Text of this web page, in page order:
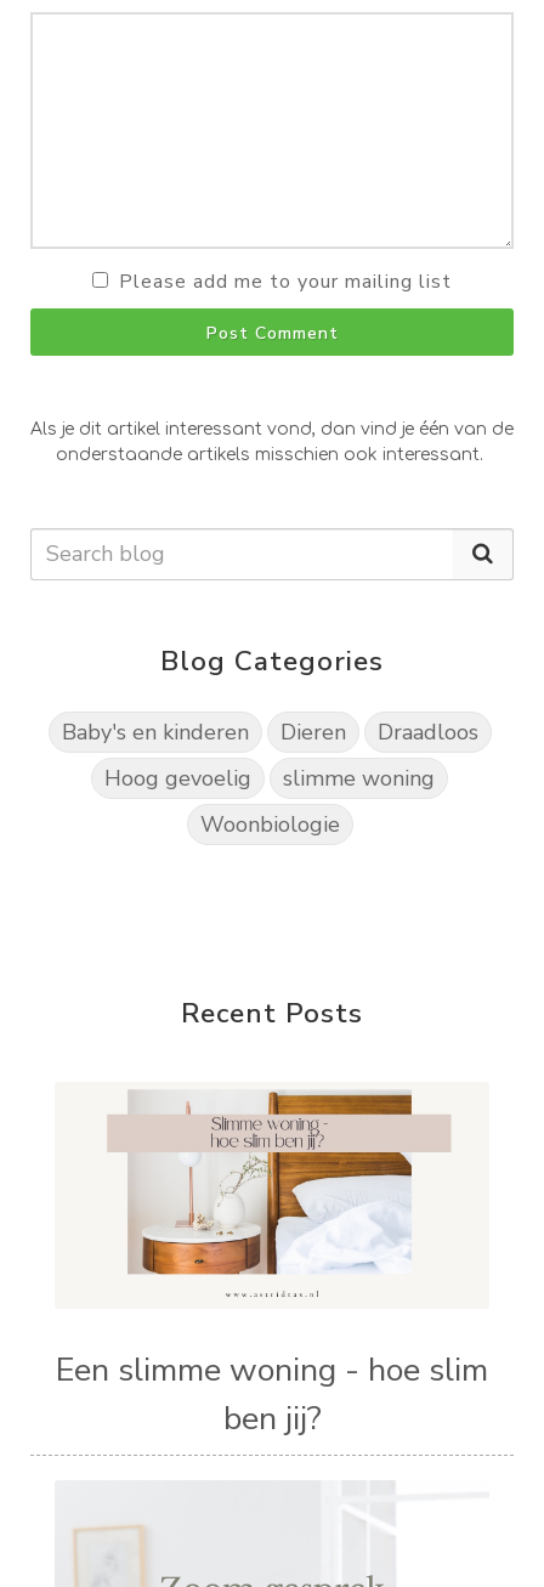
Please add me to your mailing list
Post Comment
Als je dit artikel interessant vond, dan vind je één van de
onderstaande artikels misschien ook interessant.
Blog Categories
Baby's en kinderen Dieren
Draadloos
Hoog gevoelig
slimme woning
Woonbiologie
Recent Posts
Een slimme woning - hoe slim
ben jij?